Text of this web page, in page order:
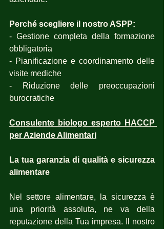
Perché scegliere il nostro ASPP:
- Gestione completa della formazione
obbligatoria
- Pianificazione e coordinamento delle
visite mediche
- Riduzione delle preoccupazioni
burocratiche
Consulente biologo esperto HACCP
per Aziende Alimentari
La tua garanzia di qualità e sicurezza
alimentare
Nel settore alimentare, la sicurezza è
una priorità assoluta, ne va della